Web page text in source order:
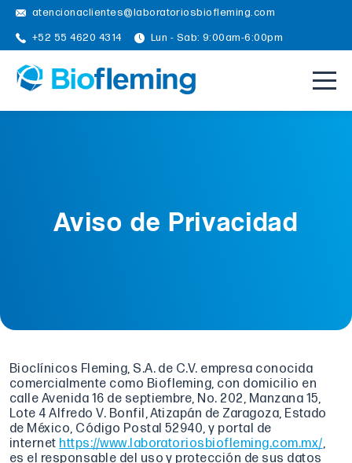
atencionaclientes@laboratoriosbiofleming.com
+52 55 4620 4314
Lun - Sab: 9:00am-6:00pm
Aviso de Privacidad
Bioclínicos Fleming, S.A. de C.V. empresa conocida
comercialmente como Biofleming, con domicilio en
calle Avenida 16 de septiembre, No. 202, Manzana 15,
Lote 4 Alfredo V. Bonfil, Atizapán de Zaragoza, Estado
de México, Código Postal 52940, y portal de
internet https://www.laboratoriosbiofleming.com.mx/,
es el responsable del uso y protección de sus datos